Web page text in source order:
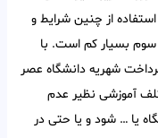
از چنین شرایط و
سوم بسیار کم است. با
شهریه دانشگاه عصر
آموزشی نظیر عدم
یا … شود و یا حتی در